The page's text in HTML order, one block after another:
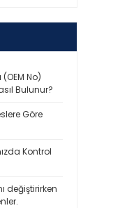
No)
Bulunur?
Göre
Kontrol
değiştirirken